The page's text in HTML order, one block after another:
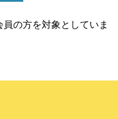
の方を対象としていま